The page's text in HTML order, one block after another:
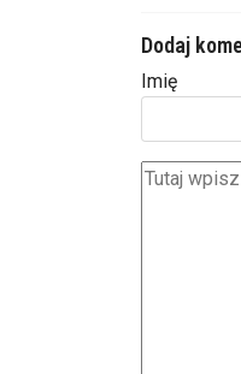
Dodaj
Imię